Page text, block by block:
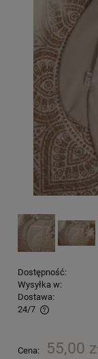
Dostępność:
Wysyłka w:
Dostawa:
24/7
Cena nie
Cena: 55,00